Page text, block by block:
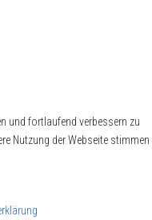
und fortlaufend verbessern zu
Nutzung der Webseite stimmen